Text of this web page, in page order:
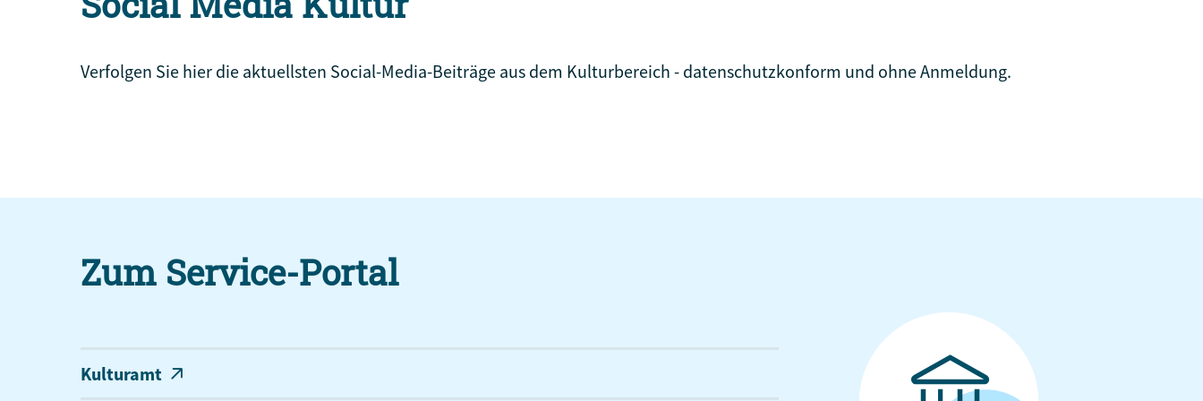
Verfolgen Sie hier die aktuellsten Social-Media-Beiträge aus dem Kulturbereich - datenschutzkonform und ohne Anmeldung.
Zum Service-Portal
Kulturamt